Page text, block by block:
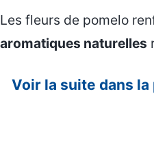
Les fleurs de pomelo
aromatiques naturelles
Voir la suite dans